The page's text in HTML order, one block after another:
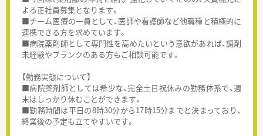
よる正社員募集となります。
■チーム医療の一員として、医師や看護師など他職種と積極的に
連携できる方を求めています。
■病院薬剤師として専門性を高めたいという意欲があれば、調剤
未経験やブランクのある方もご相談可能です。
【勤務実態について】
■病院薬剤師としては希少な、完全土日祝休みの勤務体系で、週
末はしっかり休むことができます。
■勤務時間は平日の8時30分から17時15分までと決まっており、
終業後の予定も立てやすいです。